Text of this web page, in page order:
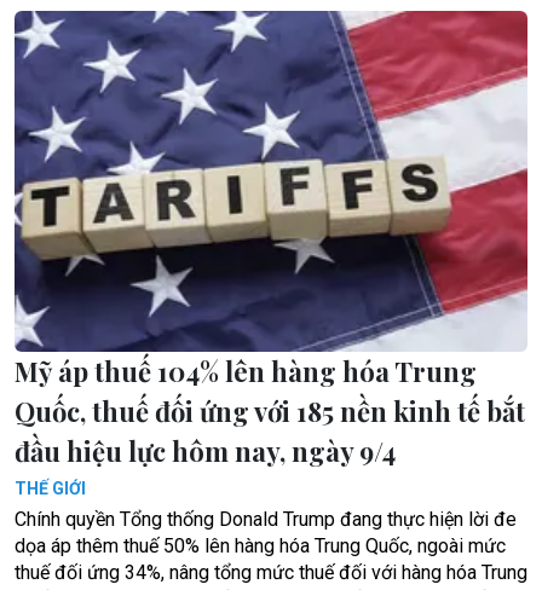
Mỹ áp thuế 104% lên hàng hóa Trung
Quốc, thuế đối ứng với 185 nền kinh tế bắt
đầu hiệu lực hôm nay, ngày 9/4
THẾ GIỚI
Chính quyền Tổng thống Donald Trump đang thực hiện lời đe
dọa áp thêm thuế 50% lên hàng hóa Trung Quốc, ngoài mức
thuế đối ứng 34%, nâng tổng mức thuế đối với hàng hóa Trung